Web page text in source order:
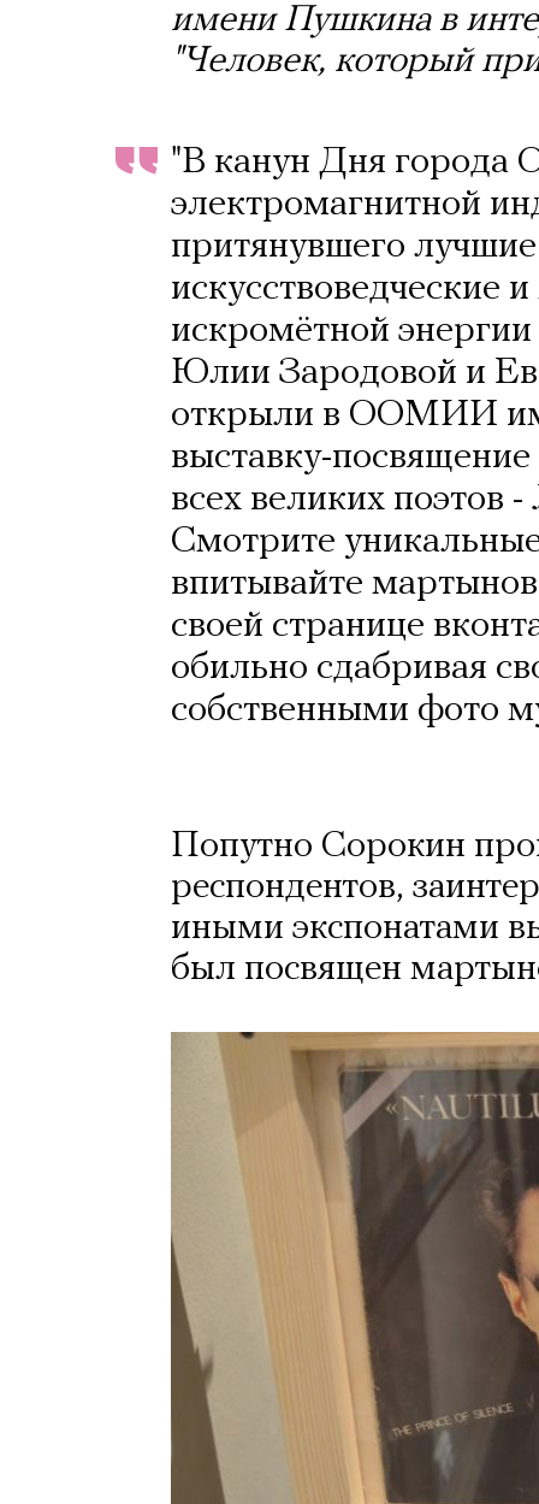
имени Пушкина в
"Человек, который
"В канун Дня города
электромагнитной
притянувшего
искусствоведческие
искромётной
Юлии Зародовой и
открыли в ООМИИ
выставку-
всех великих
Смотрите
впитывайте
своей странице
обильно сдабривая
собственными фото
Попутно Сорокин
респондентов,
иными экспонатами
был посвящен